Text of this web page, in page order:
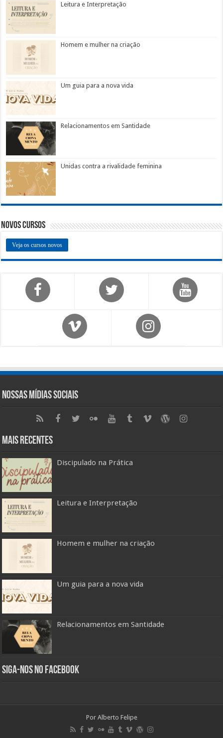
Leitura e Interpretação
Homem e mulher na criação
Um guia para a nova vida
Relacionamentos em Santidade
Unidas contra a rivalidade feminina
Novos Cursos
Veja os cursos novos
Nossas Mídias Sociais
Mais Recentes
Discipulado na Prática
Leitura e Interpretação
Homem e mulher na criação
Um guia para a nova vida
Relacionamentos em Santidade
Siga-nos no Facebook
Por Alberto Felipe